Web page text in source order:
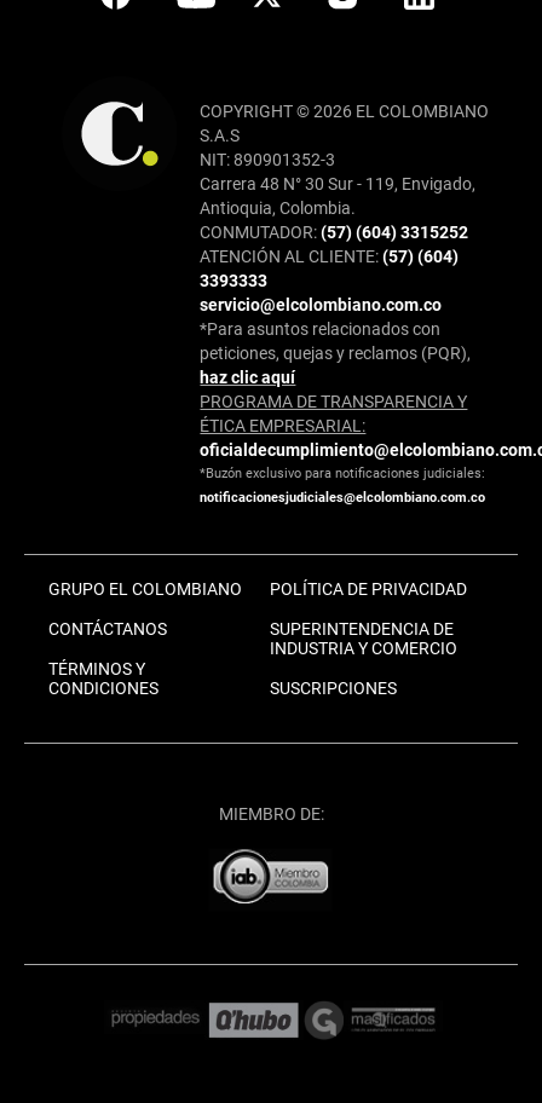
COPYRIGHT © 2026 EL COLOMBIANO
S.A.S
NIT: 890901352-3
Carrera 48 N° 30 Sur - 119, Envigado,
Antioquia, Colombia.
CONMUTADOR:(57) (604) 3315252
ATENCIÓN AL CLIENTE:(57) (604)
3393333
servicio@elcolombiano.com.co
*Para asuntos relacionados con
peticiones, quejas y reclamos (PQR),
haz clic aquí
PROGRAMA DE TRANSPARENCIA Y
ÉTICA EMPRESARIAL:
*Buzón exclusivo para notificaciones judiciales:
notificacionesjudiciales@elcolombiano.com.co
GRUPO EL COLOMBIANO
CONTÁCTANOS
TÉRMINOS Y
CONDICIONES
POLÍTICA DE PRIVACIDAD
SUPERINTENDENCIA DE
INDUSTRIA Y COMERCIO
SUSCRIPCIONES
MIEMBRO DE: